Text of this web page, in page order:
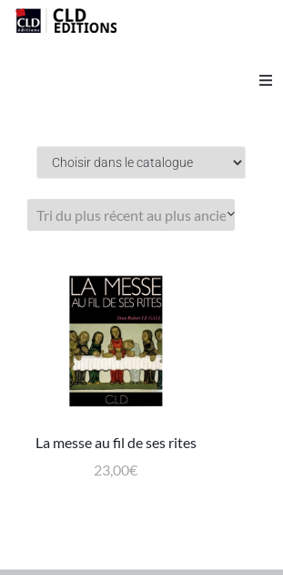
La Maison
La messe au fil de ses rites
23,00€